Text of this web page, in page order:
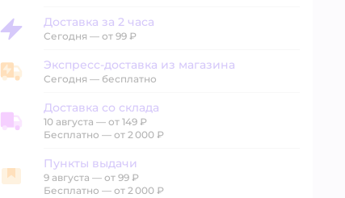
Доставка за 2 часа
Доставка за 2 часа
Сегодня — от 99 ₽
Экспресс-доставка из магазина
Экспресс-доставка из магазина
Сегодня — бесплатно
Доставка со склада
Доставка со склада
10 августа — от 149 ₽
Бесплатно — от 2 000 ₽
Пункты выдачи
Пункты выдачи
9 августа — от 99 ₽
Бесплатно — от 2 000 ₽